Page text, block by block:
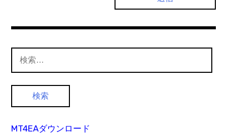
索:
MT4EAダウンロード